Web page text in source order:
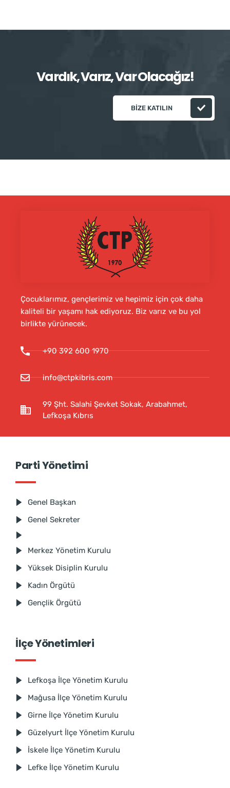
Vardık, Varız, Var Olacağız!
BIZE KATILIN
Çocuklarımız, gençlerimiz ve hepimiz için çok daha
kaliteli bir yaşamı hak ediyoruz. Biz varız ve bu yol
birlikte yürünecek.
+90 392 600 1970
info@ctpkibris.com
99 Şht. Salahi Şevket Sokak, Arabahmet,
Lefkoşa Kıbrıs
Parti Yönetimi
Genel Başkan
Genel Sekreter
Merkez Yönetim Kurulu
Yüksek Disiplin Kurulu
Kadın Örgütü
Gençlik Örgütü
İlçe Yönetimleri
Lefkoşa İlçe Yönetim Kurulu
Mağusa İlçe Yönetim Kurulu
Girne İlçe Yönetim Kurulu
Güzelyurt İlçe Yönetim Kurulu
İskele İlçe Yönetim Kurulu
Lefke İlçe Yönetim Kurulu